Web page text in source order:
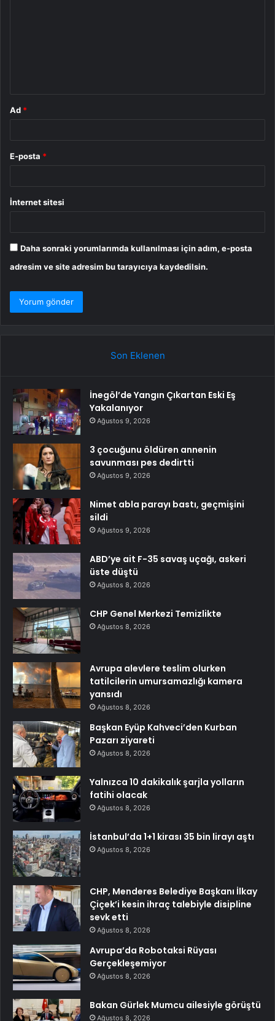
Ad *
E-posta *
İnternet sitesi
Daha sonraki yorumlarımda kullanılması için adım, e-posta
adresim ve site adresim bu tarayıcıya kaydedilsin.
Son Eklenen
İnegöl’de Yangın Çıkartan Eski Eş
Yakalanıyor
Ağustos 9, 2026
3 çocuğunu öldüren annenin
savunması pes dedirtti
Ağustos 9, 2026
Nimet abla parayı bastı, geçmişini
sildi
Ağustos 9, 2026
ABD’ye ait F-35 savaş uçağı, askeri
üste düştü
Ağustos 8, 2026
CHP Genel Merkezi Temizlikte
Ağustos 8, 2026
Avrupa alevlere teslim olurken
tatilcilerin umursamazlığı kamera
yansıdı
Ağustos 8, 2026
Başkan Eyüp Kahveci’den Kurban
Pazarı ziyareti
Ağustos 8, 2026
Yalnızca 10 dakikalık şarjla yolların
fatihi olacak
Ağustos 8, 2026
İstanbul’da 1+1 kirası 35 bin lirayı aştı
Ağustos 8, 2026
CHP, Menderes Belediye Başkanı İlkay
Çiçek’i kesin ihraç talebiyle disipline
sevk etti
Ağustos 8, 2026
Avrupa’da Robotaksi Rüyası
Gerçekleşemiyor
Ağustos 8, 2026
Bakan Gürlek Mumcu ailesiyle görüştü
Ağustos 8, 2026